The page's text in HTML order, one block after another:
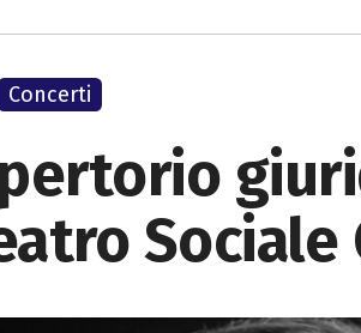
Sociale
Concerti